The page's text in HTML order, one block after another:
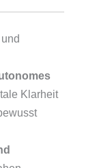
Klarheit